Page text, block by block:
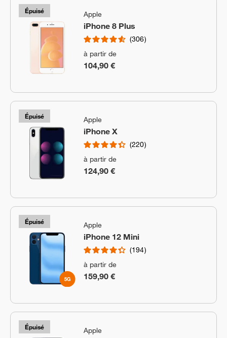
Épuisé Apple
iPhone 8 Plus
306
à partir de
104,90 €
Épuisé Apple
iPhone X
220
à partir de
124,90 €
Épuisé Apple
iPhone 12 Mini
194
à partir de
159,90 €
Épuisé Apple